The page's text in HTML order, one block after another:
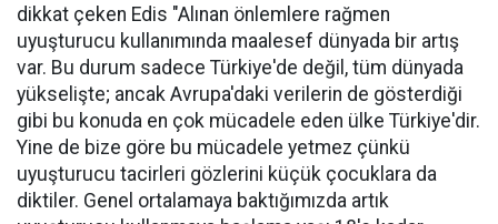
dikkat çeken Edis "Alınan önlemlere rağmen
uyuşturucu kullanımında maalesef dünyada bir artış
var. Bu durum sadece Türkiye'de değil, tüm dünyada
yükselişte; ancak Avrupa'daki verilerin de gösterdiği
gibi bu konuda en çok mücadele eden ülke Türkiye'dir.
Yine de bize göre bu mücadele yetmez çünkü
uyuşturucu tacirleri gözlerini küçük çocuklara da
diktiler. Genel ortalamaya baktığımızda artık